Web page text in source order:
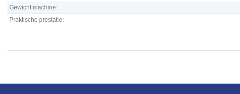
Gewicht machine:
Praktische prestatie: